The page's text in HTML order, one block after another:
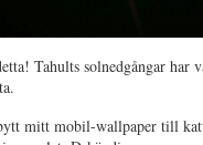
Tahults solnedgångar har
mitt mobil-wallpaper till